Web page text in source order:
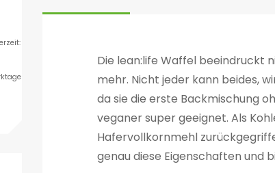
Die lean:life Waffel beeindruckt
mehr. Nicht jeder kann beides,
da sie die erste Backmischung
veganer super geeignet. Als
Hafervollkornmehl
genau diese Eigenschaften und